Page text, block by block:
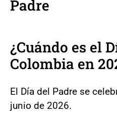
Padre
¿Cuándo es el
Colombia en
El Día del Padre se
junio de 2026.